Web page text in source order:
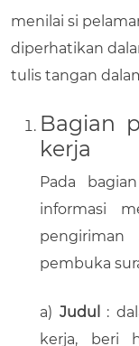
menilai si
diperhatikan
tulis tangan
Bagian
kerja
Pada
informasi
pembuka
a) Judul
:
kerja, beri